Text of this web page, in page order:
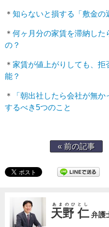
＊ 知らないと損する「敷金
＊ 何ヶ月分の家賃を滞納した
の？
＊ 家賃が値上がりしても、
能？
＊
「朝出社したら会社が無
するべき5つのこと
« 前の記事
天野 仁
あまのひとし
弁護